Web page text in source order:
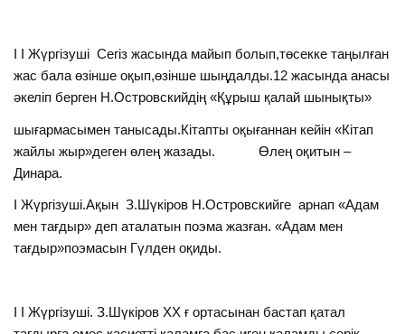
I I Жүргізуші Сегіз жасында майып болып,төсекке таңылған
жас бала өзінше оқып,өзінше шыңдалды.12 жасында анасы
әкеліп берген Н.Островскийдің «Құрыш қалай шынықты»
шығармасымен танысады.Кітапты оқығаннан кейін «Кітап
жайлы жыр»деген өлең жазады. Өлең оқитын –
Динара.
I Жүргізуші.Ақын З.Шүкіров Н.Островскийге арнап «Адам
мен тағдыр» деп аталатын поэма жазған. «Адам мен
тағдыр»поэмасын Гүлден оқиды.
I I Жүргізуші. З.Шүкіров XX ғ ортасынан бастап қатал